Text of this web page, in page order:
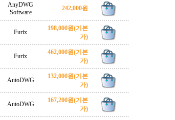
AnyDWG
Software
242,000원
Furix
198,000원(기본
가)
Furix
462,000원(기본
가)
AutoDWG
132,000원(기본
가)
AutoDWG
167,200원(기본
가)